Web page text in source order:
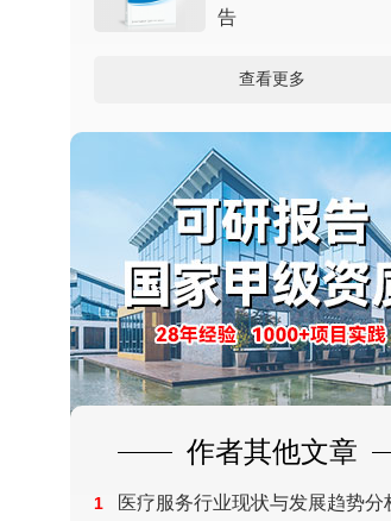
告
查看更多
作者其他文章
1 医疗服务行业现状与发展趋势分